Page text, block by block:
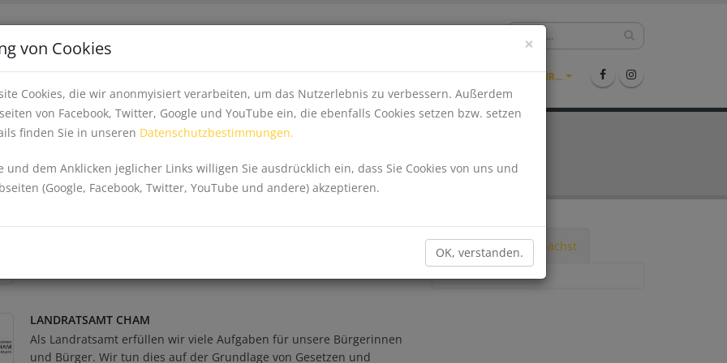
×
von Cookies
Cookies, die wir anonmyisiert verarbeiten, um das Nutzerlebnis zu verbessern. Außerdem
von Facebook, Twitter, Google und YouTube ein, die ebenfalls Cookies setzen bzw. setzen
finden Sie in unseren Datenschutzbestimmungen.
dem Anklicken jeglicher Links willigen Sie ausdrücklich ein, dass Sie Cookies von uns und
(Google, Facebook, Twitter, YouTube und andere) akzeptieren.
OK, verstanden.
EINKAUFEN, WIRTSCHAFT & GESUNDHEIT EVENTS STELLENMARKT MEHR...
Infrastruktur
LANDRATSAMT CHAM
Als Landratsamt erfüllen wir viele Aufgaben für unsere Bürgerinnen
und Bürger. Wir tun dies auf der Grundlage von Gesetzen und
Tipps Demnächst